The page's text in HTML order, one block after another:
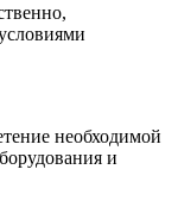
необходимой
и